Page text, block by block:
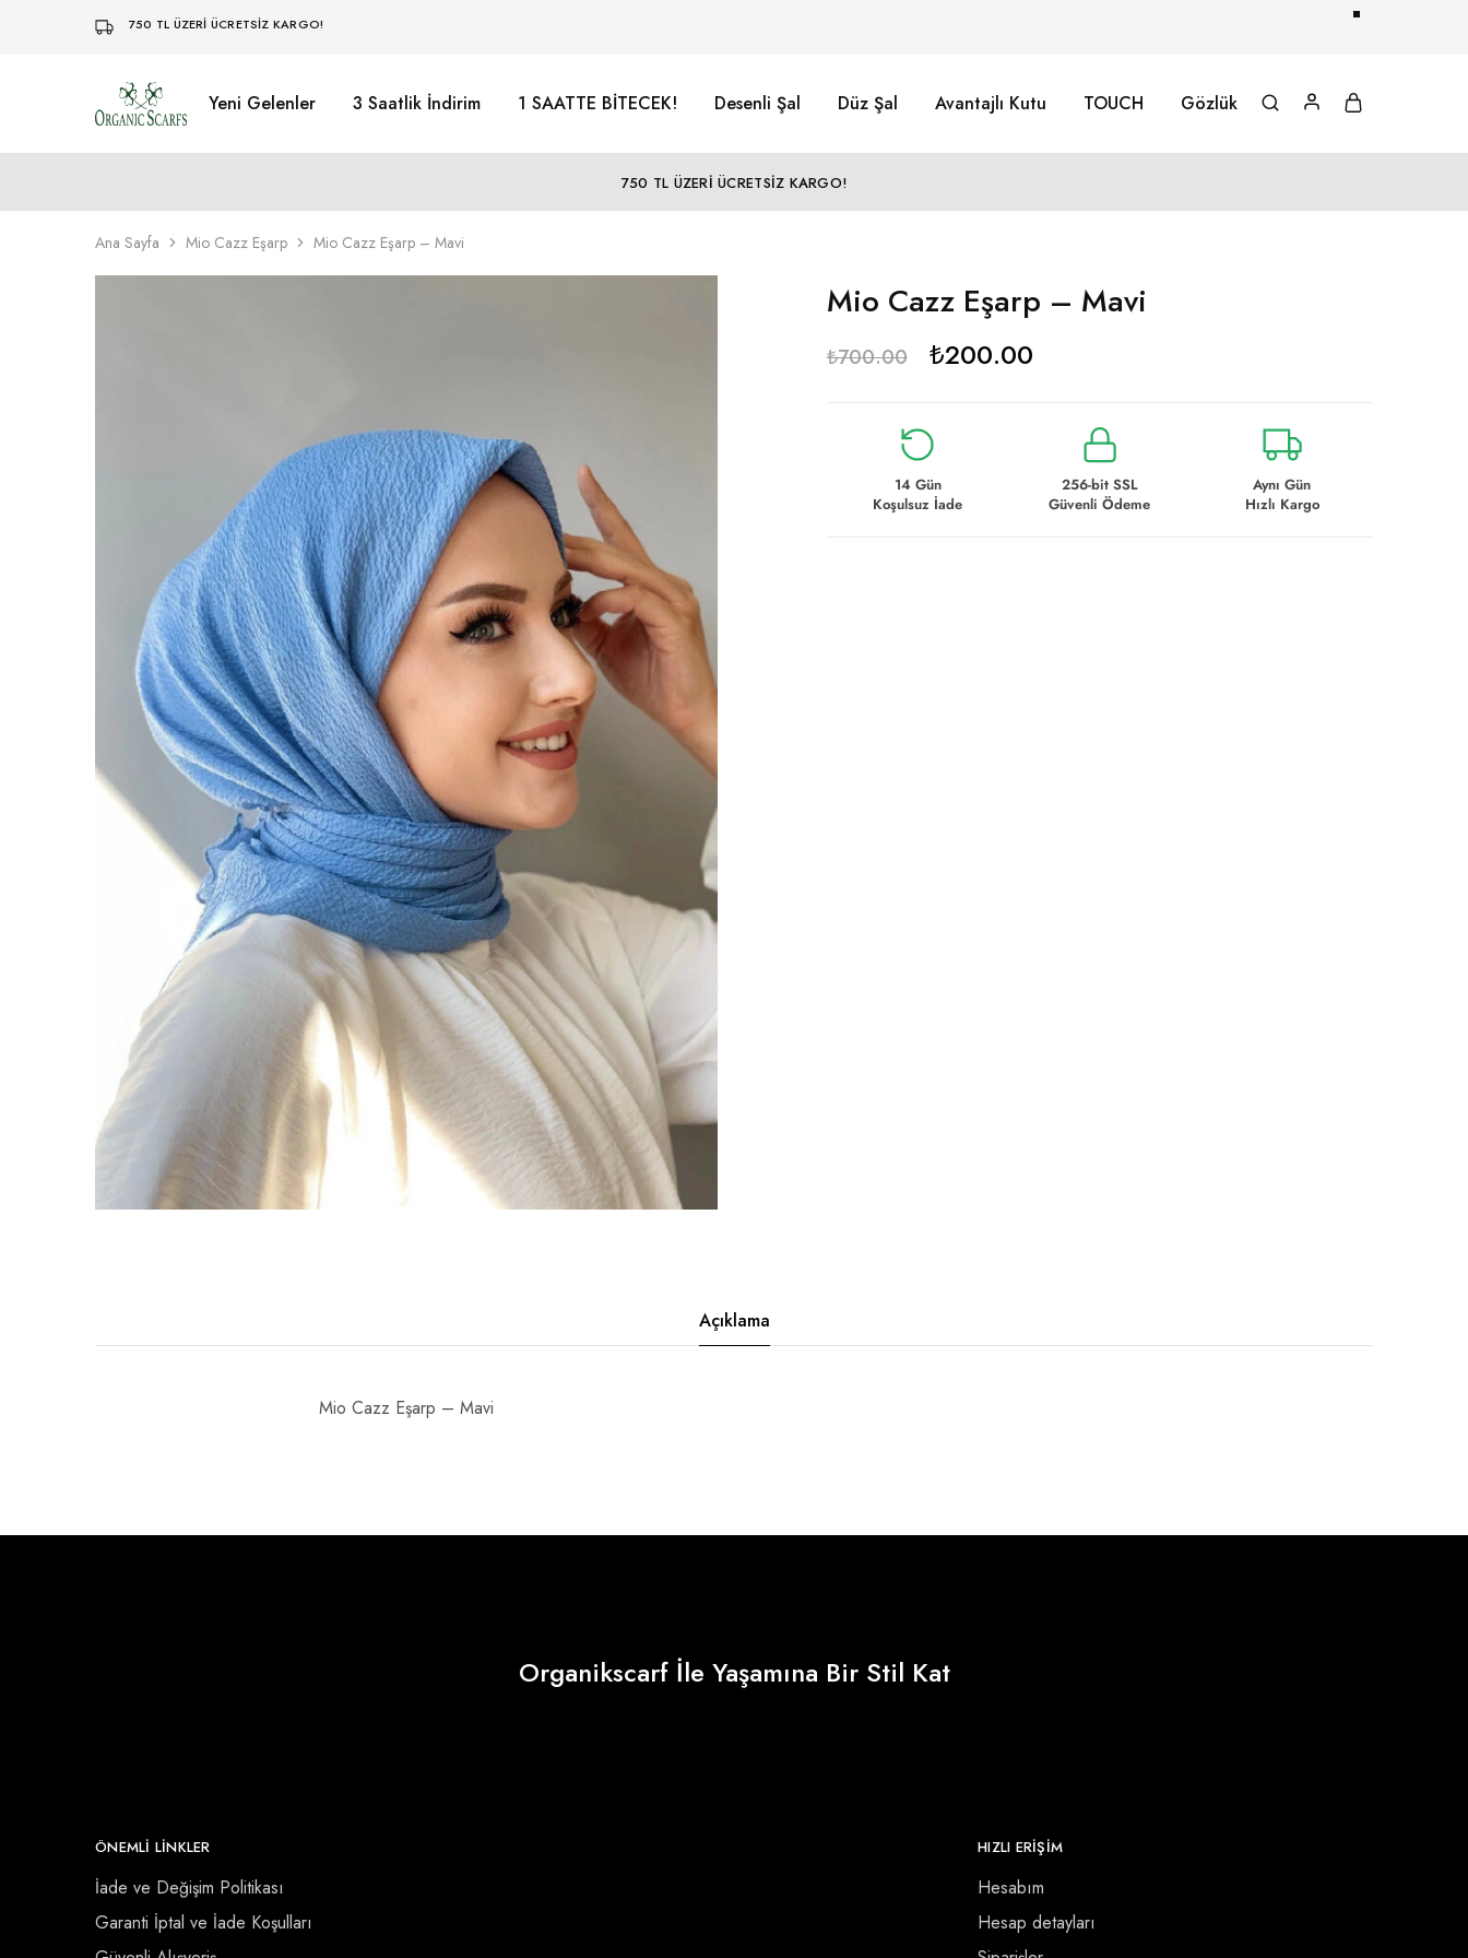
750 TL ÜZERİ ÜCRETSİZ KARGO!
Organikscarf Yeni Gelenler 3 Saatlik İndirim 1 SAATTE BİTECEK! Desenli Şal Düz Şal Avantajlı Kutu TOUCH Gözlük
750 TL ÜZERİ ÜCRETSİZ KARGO!
Ana Sayfa Mio Cazz Eşarp Mio Cazz Eşarp – Mavi
Mio Cazz Eşarp – Mavi
₺700.00 ₺200.00
14 Gün
Koşulsuz İade
256-bit SSL
Güvenli Ödeme
Aynı Gün
Hızlı Kargo
Açıklama
Mio Cazz Eşarp – Mavi
Organikscarf İle Yaşamına Bir Stil Kat
ÖNEMLI LINKLER
İade ve Değişim Politikası
Garanti İptal ve İade Koşulları
HIZLI ERİŞİM
Hesabım
Hesap detayları